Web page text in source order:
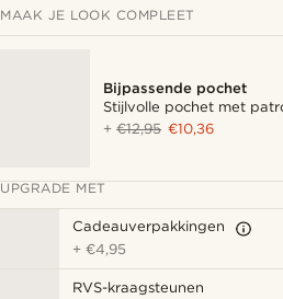
MAAK JE LOOK COMPLEET
Bijpassende pochet
Stijlvolle pochet met
+€12,95 €10,36
UPGRADE MET
Cadeauverpakkingen
+€4,95
RVS-kraagsteunen